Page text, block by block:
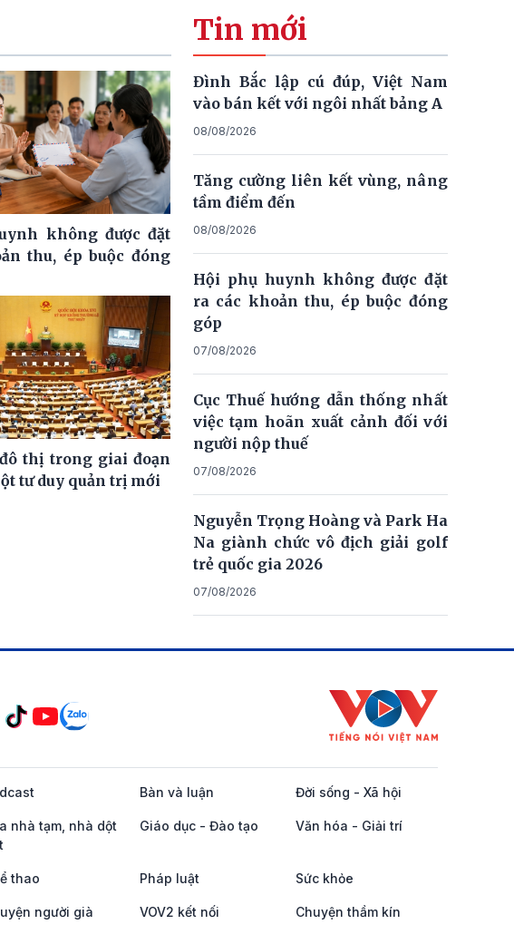
không được đặt
thu, ép buộc đóng
thị trong giai đoạn
tư duy quản trị mới
Tin mới
Đình Bắc lập cú đúp, Việt Nam
vào bán kết với ngôi nhất bảng A
08/08/2026
Tăng cường liên kết vùng, nâng
tầm điểm đến
08/08/2026
Hội phụ huynh không được đặt
ra các khoản thu, ép buộc đóng
góp
07/08/2026
Cục Thuế hướng dẫn thống nhất
việc tạm hoãn xuất cảnh đối với
người nộp thuế
07/08/2026
Nguyễn Trọng Hoàng và Park Ha
Na giành chức vô địch giải golf
trẻ quốc gia 2026
07/08/2026
Bàn và luận Đời sống - Xã hội
nhà tạm, nhà dột
Giáo dục - Đào tạo Văn hóa - Giải trí
thao Pháp luật Sức khỏe
người già VOV2 kết nối Chuyện thầm kín